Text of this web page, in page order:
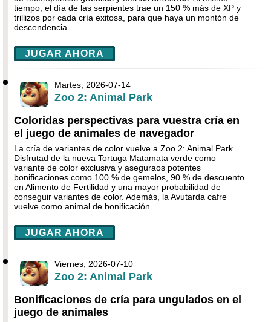
tiempo, el día de las serpientes trae un 150 % más de XP y
trillizos por cada cría exitosa, para que haya un montón de
descendencia.
JUGAR AHORA
Martes, 2026-07-14
Zoo 2: Animal Park
Coloridas perspectivas para vuestra cría en
el juego de animales de navegador
La cría de variantes de color vuelve a Zoo 2: Animal Park.
Disfrutad de la nueva Tortuga Matamata verde como
variante de color exclusiva y aseguraos potentes
bonificaciones como 100 % de gemelos, 90 % de descuento
en Alimento de Fertilidad y una mayor probabilidad de
conseguir variantes de color. Además, la Avutarda cafre
vuelve como animal de bonificación.
JUGAR AHORA
Viernes, 2026-07-10
Zoo 2: Animal Park
Bonificaciones de cría para ungulados en el
juego de animales